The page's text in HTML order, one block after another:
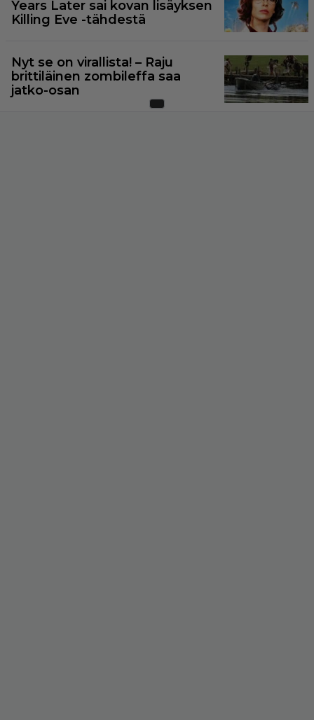
Years Later sai kovan lisäyksen
Killing Eve -tähdestä
Nyt se on virallista! – Raju
brittiläinen zombileffa saa
jatko-osan